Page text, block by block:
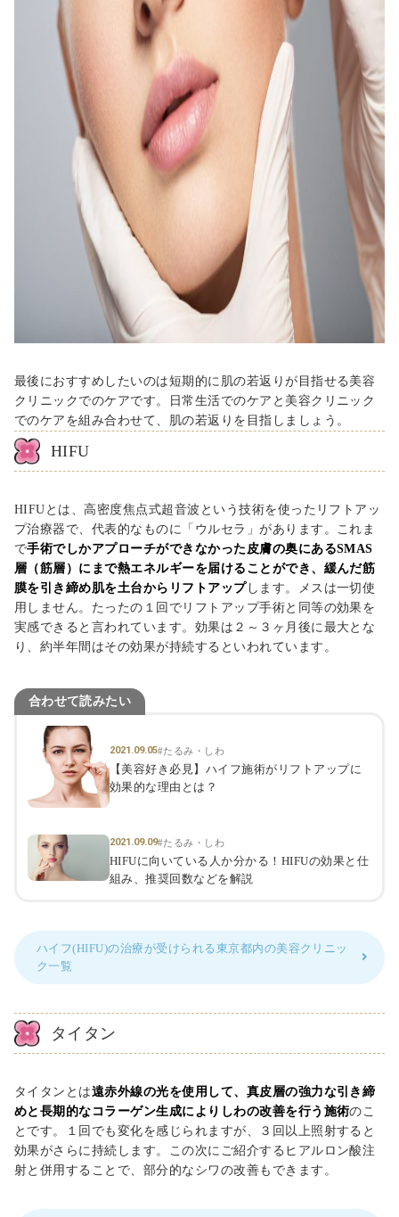
最後におすすめしたいのは短期的に肌の若返りが目指せる美容
クリニックでのケアです。日常生活でのケアと美容クリニック
でのケアを組み合わせて、肌の若返りを目指しましょう。
HIFU
HIFUとは、高密度焦点式超音波という技術を使ったリフトアッ
プ治療器で、代表的なものに「ウルセラ」があります。これま
で手術でしかアプローチができなかった皮膚の奥にあるSMAS
層（筋層）にまで熱エネルギーを届けることができ、緩んだ筋
膜を引き締め肌を土台からリフトアップします。メスは一切使
用しません。たったの１回でリフトアップ手術と同等の効果を
実感できると言われています。効果は２～３ヶ月後に最大とな
り、約半年間はその効果が持続するといわれています。
合わせて読みたい
2021.09.05#たるみ・しわ
【美容好き必見】ハイフ施術がリフトアップに
効果的な理由とは？
2021.09.09#たるみ・しわ
HIFUに向いている人か分かる！HIFUの効果と仕
組み、推奨回数などを解説
ハイフ(HIFU)の治療が受けられる東京都内の美容クリニッ
ク一覧
タイタン
タイタンとは遠赤外線の光を使用して、真皮層の強力な引き締
めと長期的なコラーゲン生成によりしわの改善を行う施術のこ
とです。１回でも変化を感じられますが、３回以上照射すると
効果がさらに持続します。この次にご紹介するヒアルロン酸注
射と併用することで、部分的なシワの改善もできます。